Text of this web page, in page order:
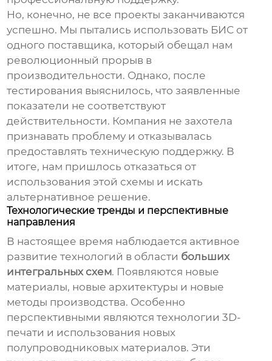
Но, конечно, не все проекты заканчиваются
успешно. Мы пытались использовать БИС от
одного поставщика, который обещал нам
революционный прорыв в
производительности. Однако, после
тестирования выяснилось, что заявленные
показатели не соответствуют
действительности. Компания не захотела
признавать проблему и отказывалась
предоставлять техническую поддержку. В
итоге, нам пришлось отказаться от
использования этой схемы и искать
альтернативное решение.
Технологические тренды и перспективные
направления
В настоящее время наблюдается активное
развитие технологий в области больших
интегральных схем. Появляются новые
материалы, новые архитектуры и новые
методы производства. Особенно
перспективными являются технологии 3D-
печати и использования новых
полупроводниковых материалов. Эти